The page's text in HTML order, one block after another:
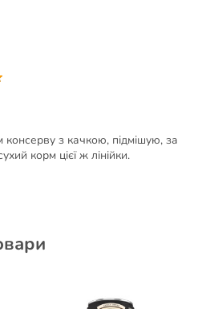
консерву з качкою, підмішую, за
корм цієї ж лінійки.